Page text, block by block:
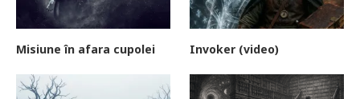
Misiune în afara cupolei Invoker (video)